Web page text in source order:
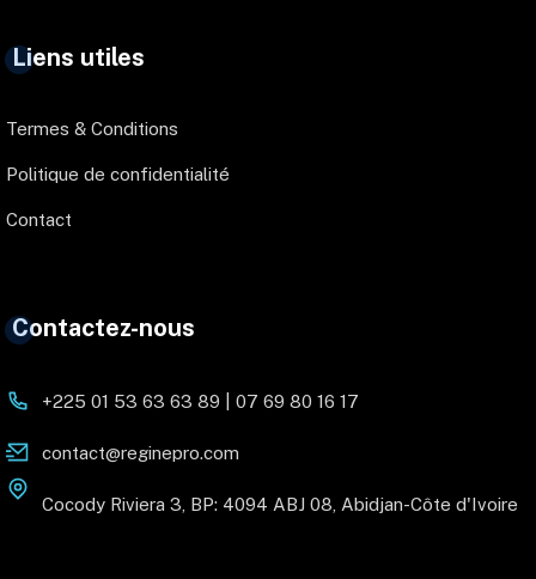
Liens utiles
Termes & Conditions
Politique de confidentialité
Contact
Contactez-nous
+225 01 53 63 63 89 | 07 69 80 16 17
contact@reginepro.com
Cocody Riviera 3, BP: 4094 ABJ 08, Abidjan-Côte d'Ivoire